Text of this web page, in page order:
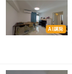
AI講房